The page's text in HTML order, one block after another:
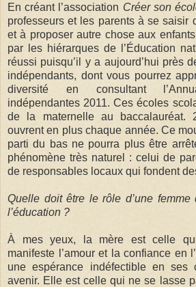
En créant l’association Créer son
professeurs et les parents à se saisir
et à proposer autre chose aux
par les hiérarques de l’Éducation
réussi puisqu’il y a aujourd’hui près
indépendants, dont vous pourrez
diversité en consultant
indépendantes 2011. Ces écoles
de la maternelle au baccalauréat.
ouvrent en plus chaque année. Ce
parti du bas ne pourra plus être
phénomène très naturel : celui de
de responsables locaux qui fondent
Quelle doit être le rôle d’une
l’éducation ?
À mes yeux, la mère est celle
manifeste l’amour et la confiance en
une espérance indéfectible en ses
avenir. Elle est celle qui ne se lasse